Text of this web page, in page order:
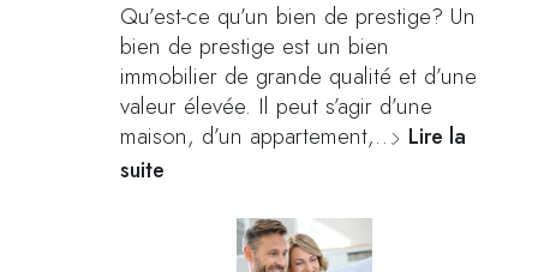
Qu’est-ce qu’un bien de prestige? Un
bien de prestige est un bien
immobilier de grande qualité et d’une
valeur élevée. Il peut s’agir d’une
maison, d’un appartement,… Lire la
suite